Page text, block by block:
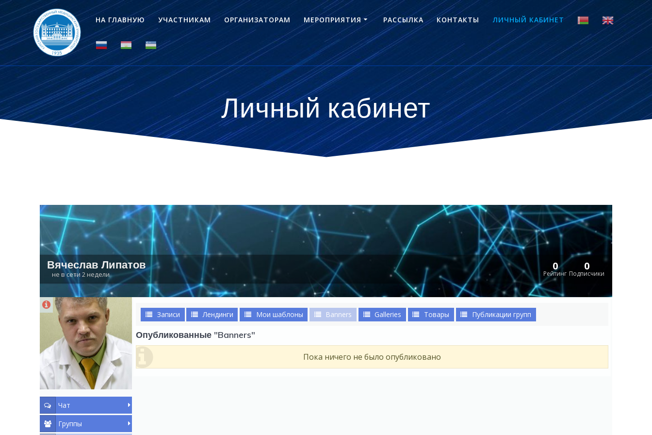
НА ГЛАВНУЮ УЧАСТНИКАМ ОРГАНИЗАТОРАМ МЕРОПРИЯТИЯ РАССЫЛКА КОНТАКТЫ ЛИЧНЫЙ КАБИНЕТ
Личный кабинет
Вячеслав Липатов
не в сети 2 недели Рейтинг
0
Подписчики
0
Чат
Группы
Записи Лендинги Мои шаблоны Banners Galleries Товары Публикации групп
Опубликованные "Banners"
Пока ничего не было опубликовано